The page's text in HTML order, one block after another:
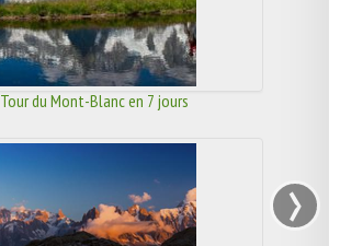
Tour du Mont-Blanc en 7 jours
›